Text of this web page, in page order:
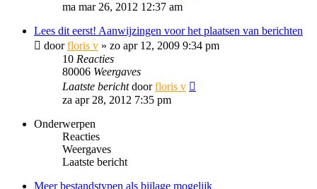
ma mar 26, 2012 12:37 am
Lees dit eerst! Aanwijzingen voor het plaatsen van berichten
doorfloris v » zo apr 12, 2009 9:34 pm
10 Reacties
80006 Weergaves
Laatste berichtdoorfloris v
za apr 28, 2012 7:35 pm
Onderwerpen
Reacties
Weergaves
Laatste bericht
Meer bestandstypen als bijlage mogelijk